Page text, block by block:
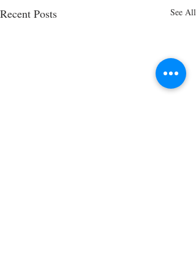
Recent Posts See All